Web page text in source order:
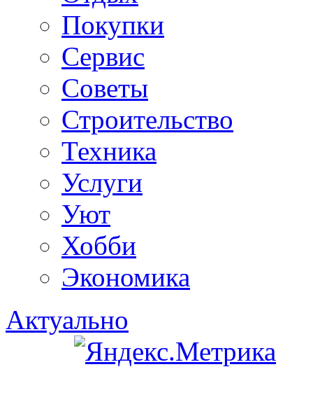
Покупки
Сервис
Советы
Строительство
Техника
Услуги
Уют
Хобби
Экономика
Актуально